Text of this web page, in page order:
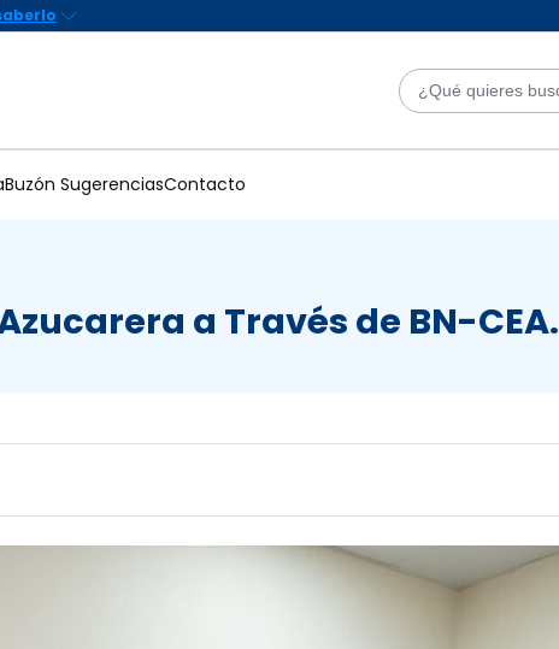
Buzón SugerenciasContacto
a Través de BN-CEA.